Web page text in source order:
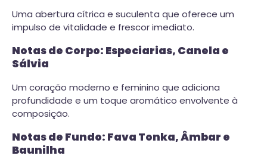
Uma abertura cítrica e suculenta que oferece um
impulso de vitalidade e frescor imediato.
Notas de Corpo: Especiarias, Canela e
Sálvia
Um coração moderno e feminino que adiciona
profundidade e um toque aromático envolvente à
composição.
Notas de Fundo: Fava Tonka, Âmbar e
Baunilha